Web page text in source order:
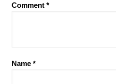
Comment *
Name *